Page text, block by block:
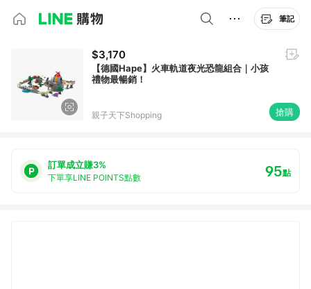
筆記
$3,170
【德國Hape】火車軌道夜光恐龍組合｜小孩
禮物最暢銷！
親子天下Shopping 搶購
訂單成立賺3%
下單享LINE POINTS點數 95點